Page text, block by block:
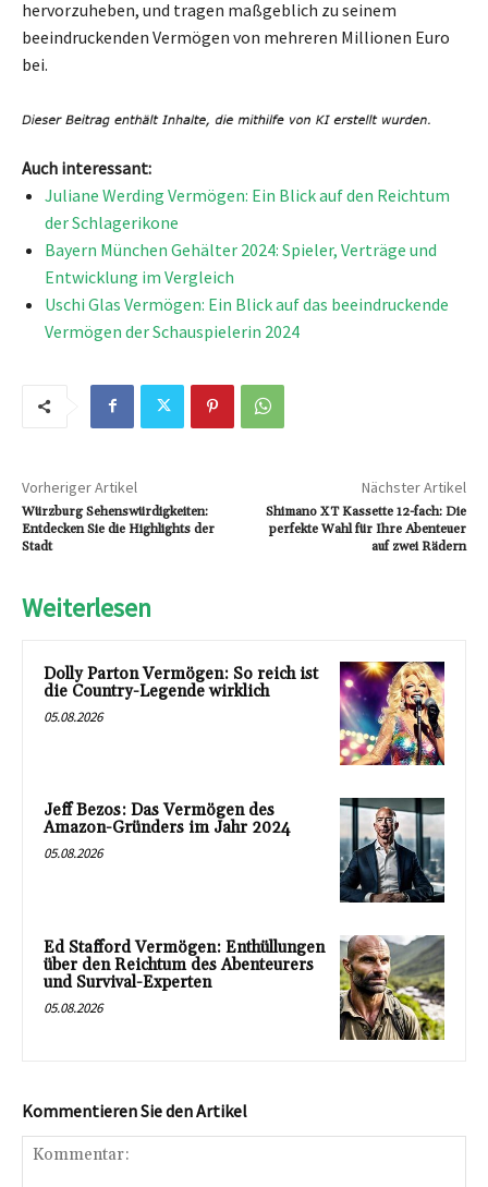
hervorzuheben, und tragen maßgeblich zu seinem
beeindruckenden Vermögen von mehreren Millionen Euro
bei.
Auch interessant:
Juliane Werding Vermögen: Ein Blick auf den Reichtum
der Schlagerikone
Bayern München Gehälter 2024: Spieler, Verträge und
Entwicklung im Vergleich
Uschi Glas Vermögen: Ein Blick auf das beeindruckende
Vermögen der Schauspielerin 2024
Vorheriger Artikel
Würzburg Sehenswürdigkeiten:
Entdecken Sie die Highlights der
Stadt
Nächster Artikel
Shimano XT Kassette 12-fach: Die
perfekte Wahl für Ihre Abenteuer
auf zwei Rädern
Weiterlesen
Dolly Parton Vermögen: So reich ist
die Country-Legende wirklich
05.08.2026
Jeff Bezos: Das Vermögen des
Amazon-Gründers im Jahr 2024
05.08.2026
Ed Stafford Vermögen: Enthüllungen
über den Reichtum des Abenteurers
und Survival-Experten
05.08.2026
Kommentieren Sie den Artikel